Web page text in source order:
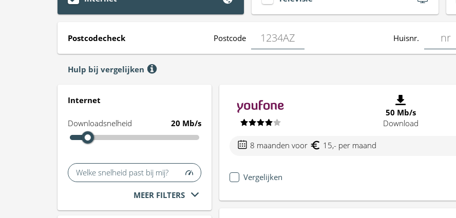
Postcodecheck Postcode Huisnr.
Hulp bij vergelijken
Internet
Downloadsnelheid 20 Mb/s
Welke snelheid past bij mij?
MEER FILTERS
50 Mb/s
Download
8 maanden voor 15,- per maand
Vergelijken